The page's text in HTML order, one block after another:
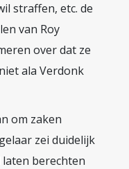
straffen, etc. de
van Roy
over dat ze
ala Verdonk
om zaken
zei duidelijk
berechten